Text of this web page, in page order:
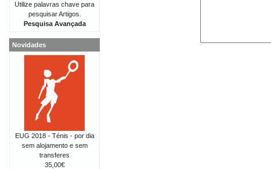
Utilize palavras chave para
pesquisar Artigos.
Pesquisa Avançada
Novidades
EUG 2018 - Ténis - por dia
sem alojamento e sem
transferes
35,00€